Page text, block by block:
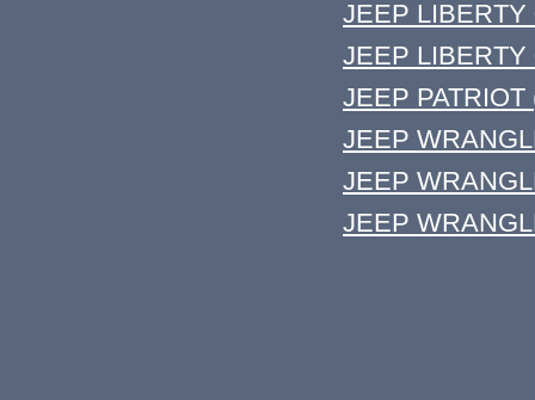
JEEP LIBERTY
JEEP LIBERTY
JEEP PATRIOT
JEEP
JEEP
JEEP